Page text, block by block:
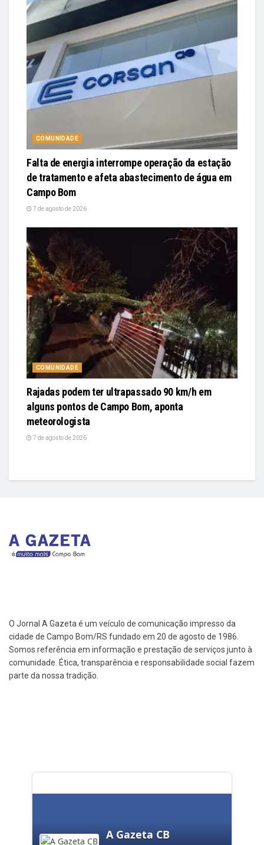
COMUNIDADE
Falta de energia interrompe operação da estação
de tratamento e afeta abastecimento de água em
Campo Bom
7 de agosto de 2026
COMUNIDADE
Rajadas podem ter ultrapassado 90 km/h em
alguns pontos de Campo Bom, aponta
meteorologista
7 de agosto de 2026
O Jornal A Gazeta é um veículo de comunicação impresso da
cidade de Campo Bom/RS fundado em 20 de agosto de 1986.
Somos referência em informação e prestação de serviços junto à
comunidade. Ética, transparência e responsabilidade social fazem
parte da nossa tradição.
A Gazeta CB